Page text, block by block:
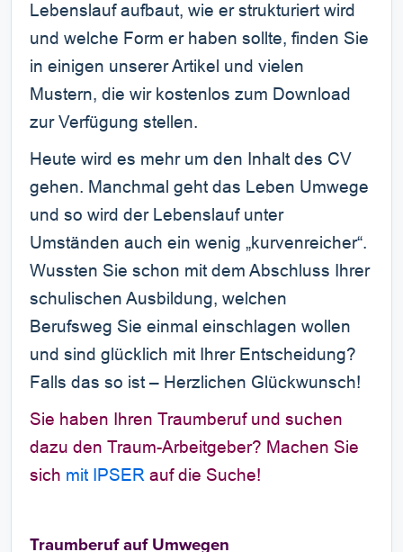
Lebenslauf aufbaut, wie er strukturiert wird
und welche Form er haben sollte, finden Sie
in einigen unserer Artikel und vielen
Mustern, die wir kostenlos zum Download
zur Verfügung stellen.
Heute wird es mehr um den Inhalt des CV
gehen. Manchmal geht das Leben Umwege
und so wird der Lebenslauf unter
Umständen auch ein wenig „kurvenreicher“.
Wussten Sie schon mit dem Abschluss Ihrer
schulischen Ausbildung, welchen
Berufsweg Sie einmal einschlagen wollen
und sind glücklich mit Ihrer Entscheidung?
Falls das so ist – Herzlichen Glückwunsch!
Sie haben Ihren Traumberuf und suchen
dazu den Traum-Arbeitgeber? Machen Sie
sich mit IPSER auf die Suche!
Traumberuf auf Umwegen